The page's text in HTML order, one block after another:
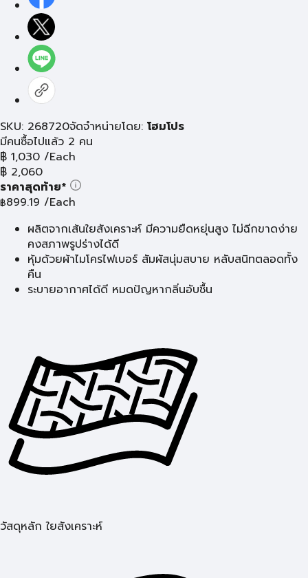
SKU: 268720จัดจำหน่ายโดย: โฮมโปร
มีคนซื้อไปแล้ว 2 คน
฿ 1,030 /Each
฿ 2,060
ราคาสุดท้าย*
฿899.19 /Each
ผลิตจากเส้นใยสังเคราะห์ มีความยืดหยุ่นสูง ไม่ฉีกขาดง่าย
คงสภาพรูปร่างได้ดี
หุ้มด้วยผ้าไมโครไฟเบอร์ สัมผัสนุ่มสบาย หลับสนิทตลอดทั้ง
คืน
ระบายอากาศได้ดี หมดปัญหากลิ่นอับชื้น
วัสดุหลัก ใยสังเคราะห์